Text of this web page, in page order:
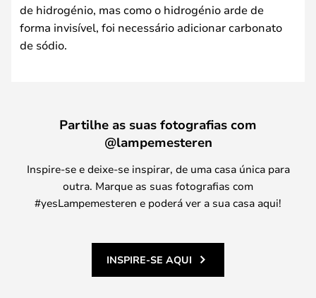
de hidrogénio, mas como o hidrogénio arde de
forma invisível, foi necessário adicionar carbonato
de sódio.
Partilhe as suas fotografias com
@lampemesteren
Inspire-se e deixe-se inspirar, de uma casa única para
outra. Marque as suas fotografias com
#yesLampemesteren e poderá ver a sua casa aqui!
INSPIRE-SE AQUI